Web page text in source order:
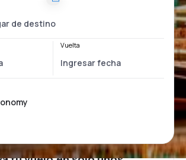
Vuelta